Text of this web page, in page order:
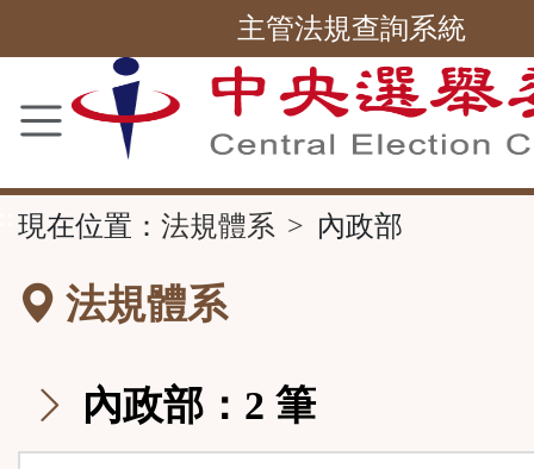
內
容
主管法規查詢系統
現在位置： 法規體系 內政部
法規體系
內政部：2 筆